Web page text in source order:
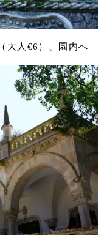
大人€6）、園内へ